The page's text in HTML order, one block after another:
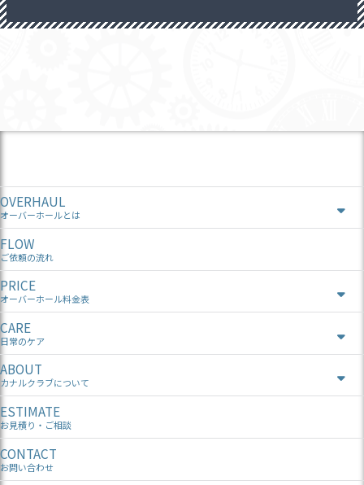
OVERHAUL
オーバーホールとは
FLOW
ご依頼の流れ
PRICE
オーバーホール料金表
CARE
日常のケア
ABOUT
カナルクラブについて
ESTIMATE
お見積り・ご相談
CONTACT
お問い合わせ